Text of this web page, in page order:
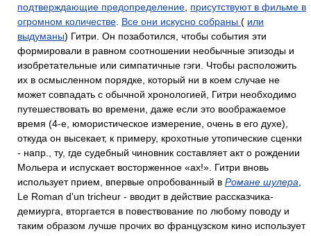
подтверждающие предопределение присутствуют в фильме в
огромном количестве Все они искусно собраны ( или
выдуманы) Гитри. Он позаботился, чтобы события эти
формировали в равном соотношении необычные эпизоды и
изобретательные или симпатичные гэги. Чтобы расположить
их в осмысленном порядке, который ни в коем случае не
может совпадать с обычной хронологией, Гитри необходимо
путешествовать во времени, даже если это воображаемое
время (4-е, юмористическое измерение, очень в его духе),
откуда он высекает, к примеру, крохотные утопические сценки
- напр., ту, где судебный чиновник составляет акт о рождении
Мольера и испускает восторженное «ах!». Гитри вновь
использует прием, впервые опробованный в Романе шулера
Le Roman d'un tricheur - вводит в действие рассказчика-
демиурга, вторгается в повествование по любому поводу и
таким образом лучше прочих во французском кино использует